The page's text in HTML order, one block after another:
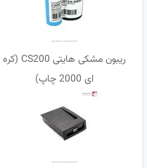
ریبون مشکی هایتی CS200 (کره
ای 2000 چاپ)